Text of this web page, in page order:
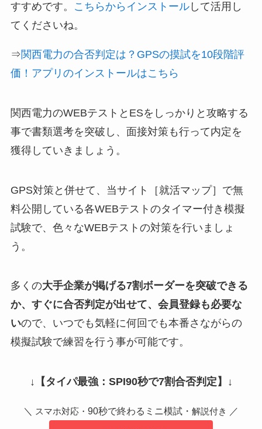
すすめです。
こちらからインストールして活用し
てくださいね。
⇒関西電力の合否判定は？GPSの摸試を10段階評
価！アプリのインストールはこちら
関西電力のWEBテストとESをしっかりと攻略する
事で書類選考を突破し、面接対策も行って内定を
獲得していきましょう。
GPS対策と併せて、当サイト［就活マップ］で無
料公開している各WEBテストのタイマー付き模擬
試験で、色々なWEBテストの対策を行いましょ
う。
多くの大手企業が掲げる7割ボーダーを突破できる
か、すぐに合否判定が出せて、会員登録も必要な
いので、いつでも気軽に何回でも本番さながらの
模擬試験で練習を行う事が可能です。
↓ 【タイパ最強：SPI90秒で7割合否判定】 ↓
＼ スマホ対応・ 90秒で終わるミニ模試・ 解説付き ／